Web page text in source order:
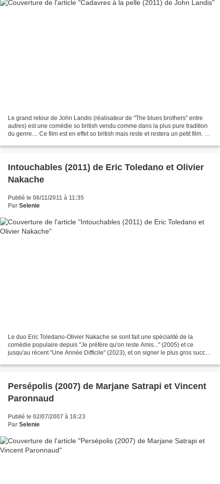
Le grand retour de John Landis (réalisateur de "The blues brothers" entre
autres) est une comédie so british vendu comme dans la plus pure tradition
du genre.... Ce film est en effet so british mais reste et restera un petit film. En
Intouchables (2011) de Eric Toledano et Olivier
Nakache
Publié le 06/11/2011 à 11:35
Par Selenie
Le duo Eric Toledano-Olivier Nakache se sont fait une spécialité de la
comédie populaire depuis "Je préfère qu'on reste Amis..." (2005) et ce
jusqu'au récent "Une Année Difficile" (2023), et on signer le plus gros succès
Persépolis (2007) de Marjane Satrapi et Vincent
Paronnaud
Publié le 02/07/2007 à 16:23
Par Selenie